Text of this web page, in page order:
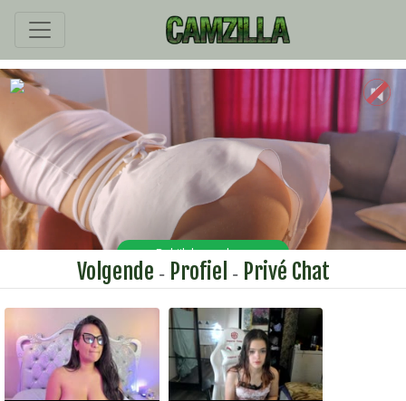
Volgende - Profiel - Privé Chat